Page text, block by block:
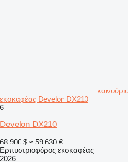
εκσκαφέας Develon DX210
6
Develon DX210
68.900 $ ≈ 59.630 €
Ερπυστριοφόρος εκσκαφέας
2026